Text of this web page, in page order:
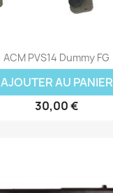
ACM PVS14 Dummy FG
AJOUTER AU PANIER
30,00 €